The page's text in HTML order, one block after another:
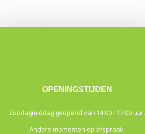
OPENINGSTIJDEN
Zondagmiddag geopend van 14:00 - 17:00 uur.
Andere momenten op afspraak.